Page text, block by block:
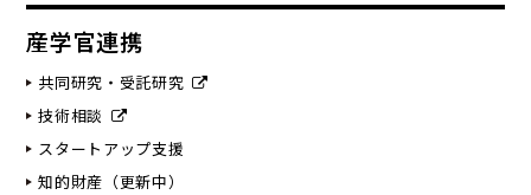
産学官連携
共同研究・受託研究
技術相談
スタートアップ支援
知的財産（更新中）